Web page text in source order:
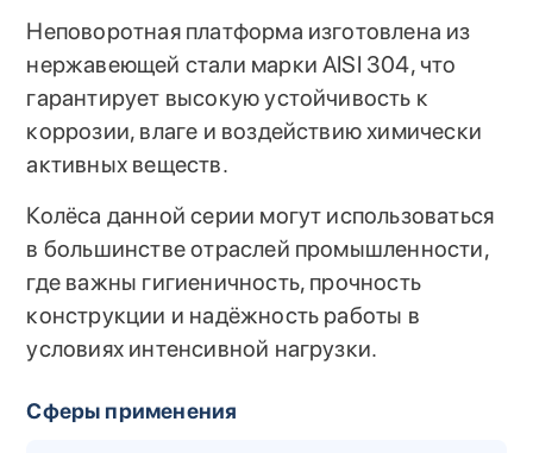
Неповоротная платформа изготовлена из
нержавеющей стали марки AISI 304, что
гарантирует высокую устойчивость к
коррозии, влаге и воздействию химически
активных веществ.
Колёса данной серии могут использоваться
в большинстве отраслей промышленности,
где важны гигиеничность, прочность
конструкции и надёжность работы в
условиях интенсивной нагрузки.
Сферы применения